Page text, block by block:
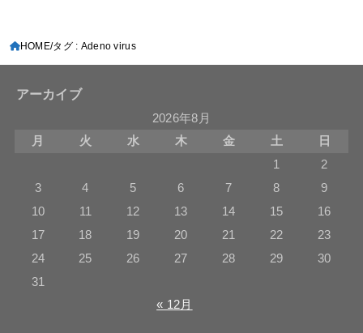
HOME タグ : Adeno virus
アーカイブ
2026年8月
月
火 水 木 金 土
日
1
2
3
4 5 6 7 8
9
10
11 12 13 14 15
16
17
18 19 20 21 22
23
24
25 26 27 28 29
30
31
« 12月